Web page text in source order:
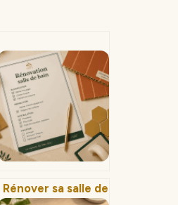
Rénover sa salle de